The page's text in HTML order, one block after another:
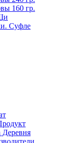
160 гр.
Суфле